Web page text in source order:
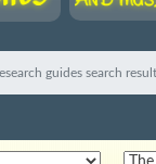
guides search